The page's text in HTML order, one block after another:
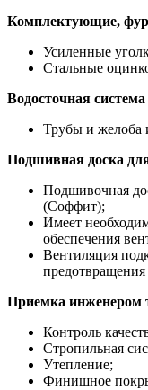
Комплектующие,
Усиленные
Стальные
Водосточная
Трубы и
Подшивная доска
Подшивочная
(Соффит);
Имеет
обеспечения
Вентиляция
Приемка инженером
Контроль
Стропильная
Утепление;
Финишное